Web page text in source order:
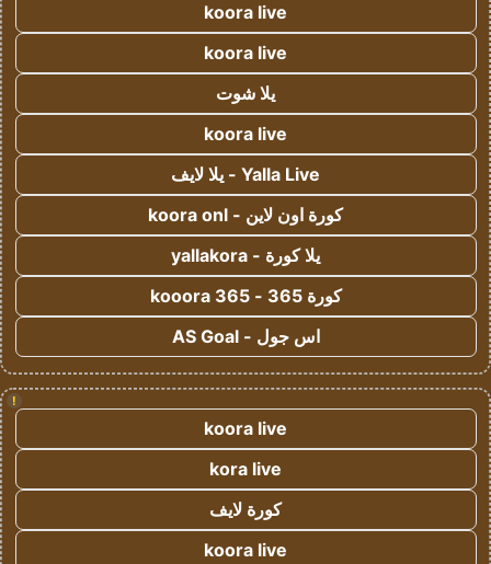
koora live
koora live
يلا شوت
koora live
Yalla Live - يلا لايف
كورة اون لاين - koora onl
يلا كورة - yallakora
كورة 365 - kooora 365
اس جول - AS Goal
!
koora live
kora live
كورة لايف
koora live